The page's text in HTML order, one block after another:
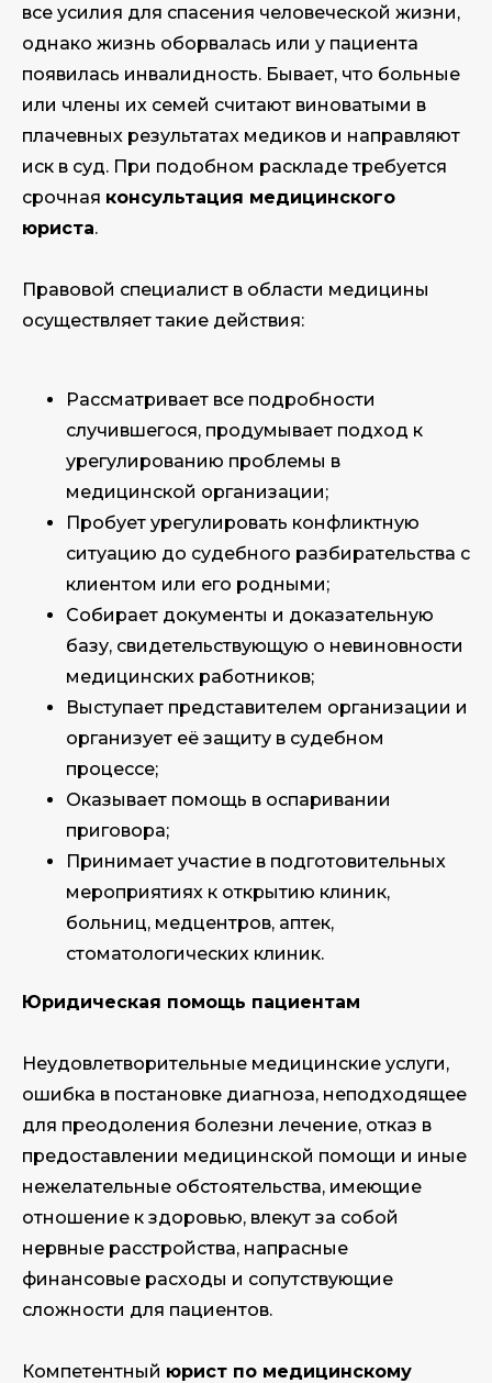
все усилия для спасения человеческой жизни,
однако жизнь оборвалась или у пациента
появилась инвалидность. Бывает, что больные
или члены их семей считают виноватыми в
плачевных результатах медиков и направляют
иск в суд. При подобном раскладе требуется
срочная консультация медицинского
юриста.
Правовой специалист в области медицины
осуществляет такие действия:
Рассматривает все подробности
случившегося, продумывает подход к
урегулированию проблемы в
медицинской организации;
Пробует урегулировать конфликтную
ситуацию до судебного разбирательства с
клиентом или его родными;
Собирает документы и доказательную
базу, свидетельствующую о невиновности
медицинских работников;
Выступает представителем организации и
организует её защиту в судебном
процессе;
Оказывает помощь в оспаривании
приговора;
Принимает участие в подготовительных
мероприятиях к открытию клиник,
больниц, медцентров, аптек,
стоматологических клиник.
Юридическая помощь пациентам
Неудовлетворительные медицинские услуги,
ошибка в постановке диагноза, неподходящее
для преодоления болезни лечение, отказ в
предоставлении медицинской помощи и иные
нежелательные обстоятельства, имеющие
отношение к здоровью, влекут за собой
нервные расстройства, напрасные
финансовые расходы и сопутствующие
сложности для пациентов.
Компетентный юрист по медицинскому